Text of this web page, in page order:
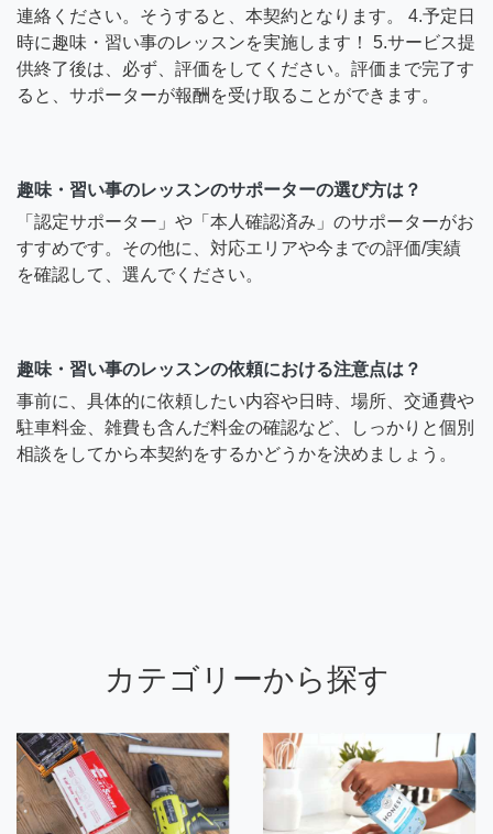
連絡ください。そうすると、本契約となります。 4.予定日
時に趣味・習い事のレッスンを実施します！ 5.サービス提
供終了後は、必ず、評価をしてください。評価まで完了す
ると、サポーターが報酬を受け取ることができます。
趣味・習い事のレッスンのサポーターの選び方は？
「認定サポーター」や「本人確認済み」のサポーターがお
すすめです。その他に、対応エリアや今までの評価/実績
を確認して、選んでください。
趣味・習い事のレッスンの依頼における注意点は？
事前に、具体的に依頼したい内容や日時、場所、交通費や
駐車料金、雑費も含んだ料金の確認など、しっかりと個別
相談をしてから本契約をするかどうかを決めましょう。
カテゴリーから探す